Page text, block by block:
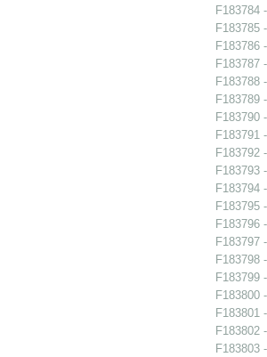
F183784
F183785
F183786
F183787
F183788
F183789
F183790
F183791
F183792
F183793
F183794
F183795
F183796
F183797
F183798
F183799
F183800
F183801
F183802
F183803